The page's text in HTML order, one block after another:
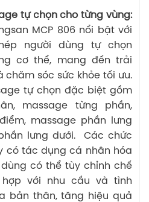
tự chọn cho từng vùng:
MCP 806 nổi bật với
người dùng tự chọn
cơ thể, mang đến trải
chăm sóc sức khỏe tối ưu.
tự chọn đặc biệt gồm
massage từng phần,
massage phần lưng
lưng dưới. Các chức
có tác dụng cá nhân hóa
có thể tùy chỉnh chế
với nhu cầu và tình
bản thân, tăng hiệu quả